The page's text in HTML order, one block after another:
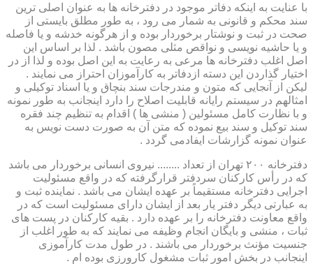
با عنایت به اینکه دفاتر موجود در دفترخانه ها به عنوان اصلی ترین
سند محکم و قانونی به شمار می رود ، به طور مطلق بایستی از
صحت در ثبت و نوشتار برخوردار بوده و از هرگونه خدشه و یا فاصله
و یا حاشیه نویسی و نواقص مثلی مصون باشد . لذا بر اساس این
اصل اغلب دفترخانه ها مرعی به رعایت به این اصل بوده و لذا از در
اختیار گذاردن این دسته ازدفاتر به کارآموزان احتراز می نمایند .
لیکن از آنجایی که متون و مندرجات سند بنچاق و یا اسناد توکیلی و
امثالهم در سیستم رایانه قابلیت اصلاح را دارد اینجانب به طور نمونه
و با نظارت کامل مسئولین ( منشی ها ) اقدام به تنظیم چند فقره
سند توکیل و سند بیع نموده که متن آن به صورت دست نویس به
عنوان نمونه گزارشات ایفادمی گردد .
دفترخانه ۲۰۰ تهران از تعداد ........ نیروی انسانی برخوردار می باشد
که در رأس کارکنان سردفتر قرارگرفته که در واقع مسئولیت
اجرایی دفترخانه مستقیماً بر عهده ایشان می باشد . نماینده ثبت و
به عبارتی دیگر دفتر یار بعد از ایشان دارای مسئولیت است که در
واقع معاونت دفترخانه را بر عهده دارد . بقیه کارکنان در پست های
ثبات ، منشی و بایگان انجام وظیفه می نمایند که به طور اغلب از
جنسیت مؤنث برخوردار می باشند . در طول مدت کارآموزی
اینجانب در بخش امور ثبات مشغول کارورزی بوده ام .